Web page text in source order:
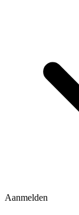
Aanmelden